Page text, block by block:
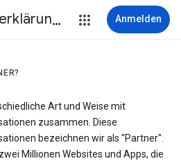
Datenschutzerklärung & Nutzungsbedingungen Anmelden
Art und Weise mit
zusammen. Diese
bezeichnen wir als "Partner".
Millionen Websites und Apps, die